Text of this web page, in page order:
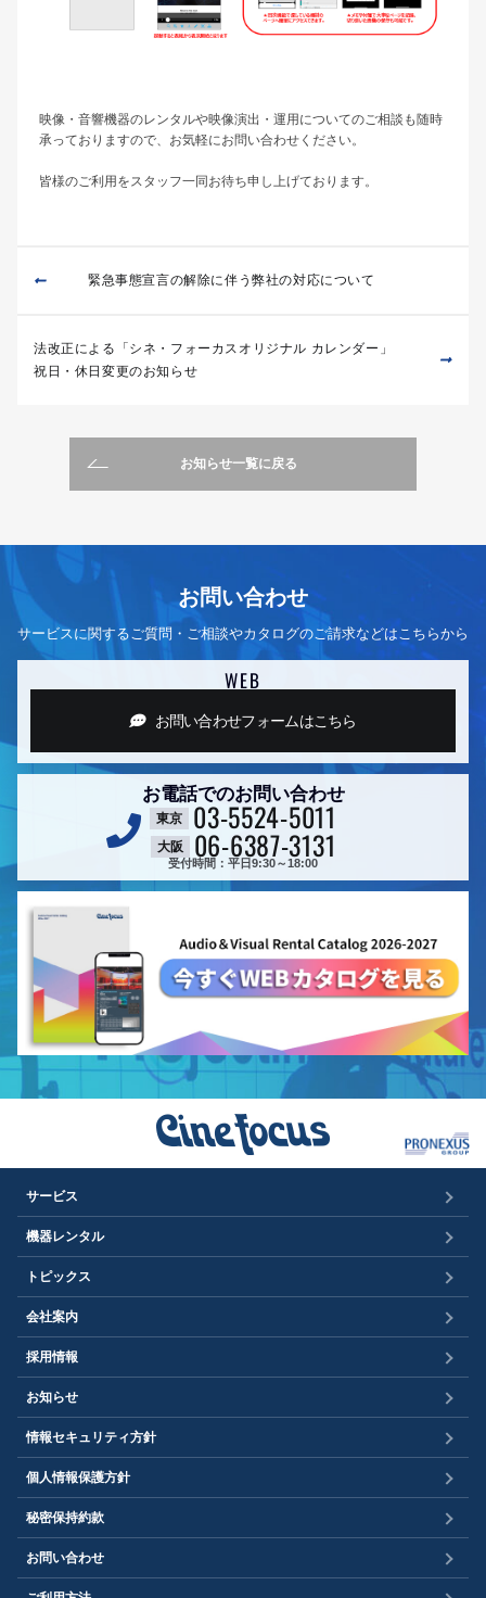
映像・音響機器のレンタルや映像演出・運用についてのご相談も随時
承っておりますので、お気軽にお問い合わせください。
皆様のご利用をスタッフ一同お待ち申し上げております。
緊急事態宣言の解除に伴う弊社の対応について
法改正による「シネ・フォーカスオリジナル カレンダー」
祝日・休日変更のお知らせ
お知らせ一覧に戻る
お問い合わせ
サービスに関するご質問・ご相談やカタログのご請求などはこちらから
WEB
お問い合わせフォームはこちら
お電話でのお問い合わせ
東京 03-5524-5011
大阪 06-6387-3131
受付時間：平日9:30～18:00
サービス
機器レンタル
トピックス
会社案内
採用情報
お知らせ
情報セキュリティ方針
個人情報保護方針
秘密保持約款
お問い合わせ